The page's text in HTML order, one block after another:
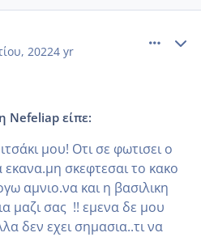
20224 yr
Nefeliap είπε:
μου! Οτι σε φωτισει ο
εκανα.μη σκεφτεσαι το κακο
αμνιο.να και η βασιλικη
μαζι σας !! εμενα δε μου
δεν εχει σημασια..τι να